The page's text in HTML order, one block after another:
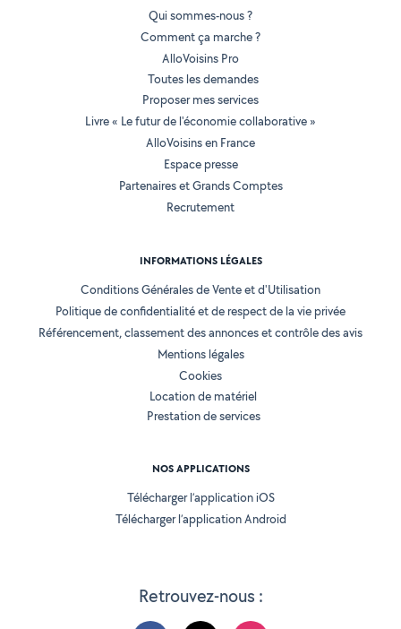
Retrouvez-nous :
Qui sommes-nous ?
Comment ça marche ?
AlloVoisins Pro
Toutes les demandes
Proposer mes services
Livre « Le futur de l'économie collaborative »
AlloVoisins en France
Espace presse
Partenaires et Grands Comptes
Recrutement
INFORMATIONS LÉGALES
Conditions Générales de Vente et d'Utilisation
Politique de confidentialité et de respect de la vie privée
Référencement, classement des annonces et contrôle des avis
Mentions légales
Cookies
Location de matériel
Prestation de services
NOS APPLICATIONS
Télécharger l’application iOS
Télécharger l’application Android